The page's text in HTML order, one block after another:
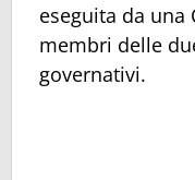
eseguita da una
membri delle
governativi.